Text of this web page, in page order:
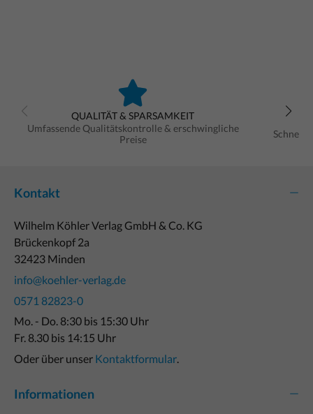
QUALITÄT & SPARSAMKEIT
Umfassende Qualitätskontrolle & erschwingliche
Preise
Schnelle
Kontakt
Wilhelm Köhler Verlag GmbH & Co. KG
Brückenkopf 2a
32423 Minden
info@koehler-verlag.de
0571 82823-0
Mo. - Do. 8:30 bis 15:30 Uhr
Fr. 8.30 bis 14:15 Uhr
Oder über unser Kontaktformular
Informationen